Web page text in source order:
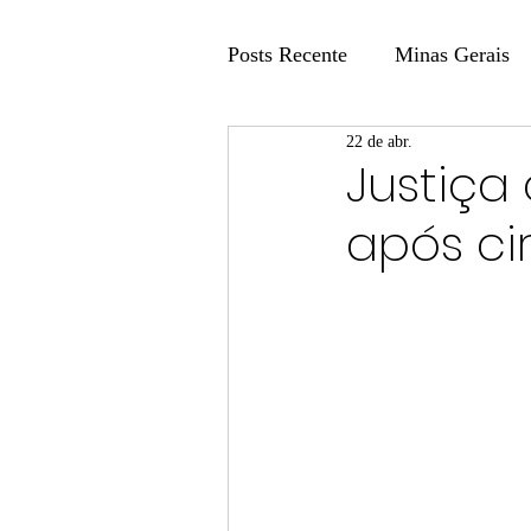
Posts Recente Minas Gerais
Coluna Fatos e Versões
Coluna: Agenda 21
após
22 de abr.